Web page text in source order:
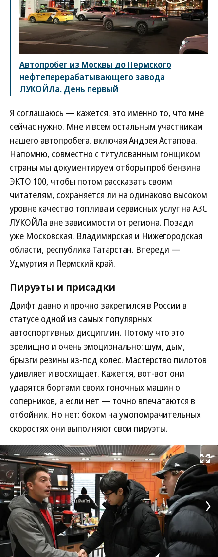
Автопробег из Москвы до Пермского
нефтеперерабатывающего завода
ЛУКОЙЛа. День первый
Я соглашаюсь — кажется, это именно то, что мне
сейчас нужно. Мне и всем остальным участникам
нашего автопробега, включая Андрея Астапова.
Напомню, совместно с титулованным гонщиком
страны мы документируем отборы проб бензина
ЭКТО 100, чтобы потом рассказать своим
читателям, сохраняется ли на одинаково высоком
уровне качество топлива и сервисных услуг на АЗС
ЛУКОЙЛа вне зависимости от региона. Позади
уже Московская, Владимирская и Нижегородская
области, республика Татарстан. Впереди —
Удмуртия и Пермский край.
Пируэты и присадки
Дрифт давно и прочно закрепился в России в
статусе одной из самых популярных
автоспортивных дисциплин. Потому что это
зрелищно и очень эмоционально: шум, дым,
брызги резины из-под колес. Мастерство пилотов
удивляет и восхищает. Кажется, вот-вот они
ударятся бортами своих гоночных машин о
соперников, а если нет — точно впечатаются в
отбойник. Но нет: боком на умопомрачительных
скоростях они выполняют свои пируэты.
Развернуть